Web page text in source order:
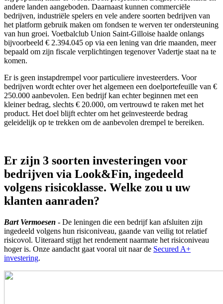
andere landen aangeboden. Daarnaast kunnen commerciële
bedrijven, industriële spelers en vele andere soorten bedrijven van
het platform gebruik maken om fondsen te werven ter ondersteuning
van hun groei. Voetbalclub Union Saint-Gilloise haalde onlangs
bijvoorbeeld € 2.394.045 op via een lening van drie maanden, meer
bepaald om zijn fiscale verplichtingen tegenover Vadertje staat na te
komen.
Er is geen instapdrempel voor particuliere investeerders. Voor
bedrijven wordt echter over het algemeen een doelportefeuille van €
250.000 aanbevolen. Een bedrijf kan echter beginnen met een
kleiner bedrag, slechts € 20.000, om vertrouwd te raken met het
product. Het doel blijft echter om het geïnvesteerde bedrag
geleidelijk op te trekken om de aanbevolen drempel te bereiken.
Er zijn 3 soorten investeringen voor
bedrijven via Look&Fin, ingedeeld
volgens risicoklasse. Welke zou u uw
klanten aanraden?
Bart Vermoesen - De leningen die een bedrijf kan afsluiten zijn
ingedeeld volgens hun risiconiveau, gaande van veilig tot relatief
risicovol. Uiteraard stijgt het rendement naarmate het risiconiveau
hoger is. Onze aandacht gaat vooral uit naar de Secured A+
investering.